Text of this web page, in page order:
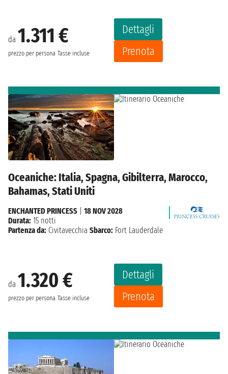
da 1.311 €
prezzo per persona Tasse incluse
Dettagli
Prenota
Oceaniche: Italia, Spagna, Gibilterra, Marocco,
Bahamas, Stati Uniti
da 1.320 €
prezzo per persona Tasse incluse
Dettagli
Prenota
ENCHANTED PRINCESS
18 NOV 2028
Durata: 15 notti
Partenza da: Civitavecchia Sbarco: Fort Lauderdale